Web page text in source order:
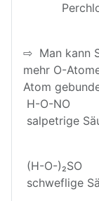
⇨ Man kann
mehr O-
Atom
H-O-
(H-O-